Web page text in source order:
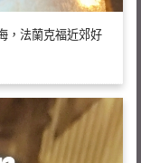
，法蘭克福近郊好